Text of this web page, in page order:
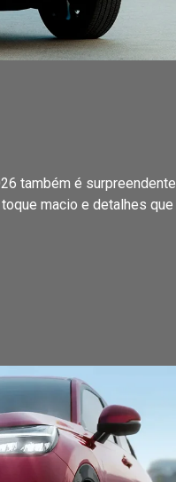
também é surpreendente
macio e detalhes que